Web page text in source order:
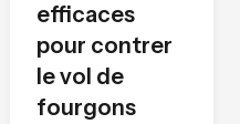
efficaces
pour contrer
le vol de
fourgons